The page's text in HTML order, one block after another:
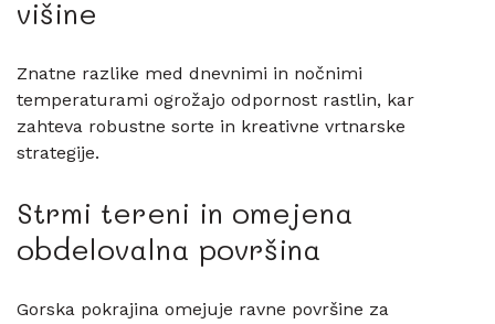
višine
Znatne razlike med dnevnimi in nočnimi
temperaturami ogrožajo odpornost rastlin, kar
zahteva robustne sorte in kreativne vrtnarske
strategije.
Strmi tereni in omejena
obdelovalna površina
Gorska pokrajina omejuje ravne površine za